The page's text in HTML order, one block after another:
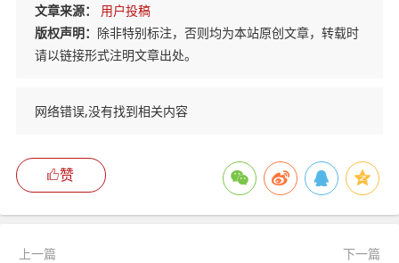
文章来源：
用户投稿
版权声明： 除非特别标注，否则均为本站原创文章，转载时
请以链接形式注明文章出处。
网络错误,没有找到相关内容
赞
上一篇 下一篇